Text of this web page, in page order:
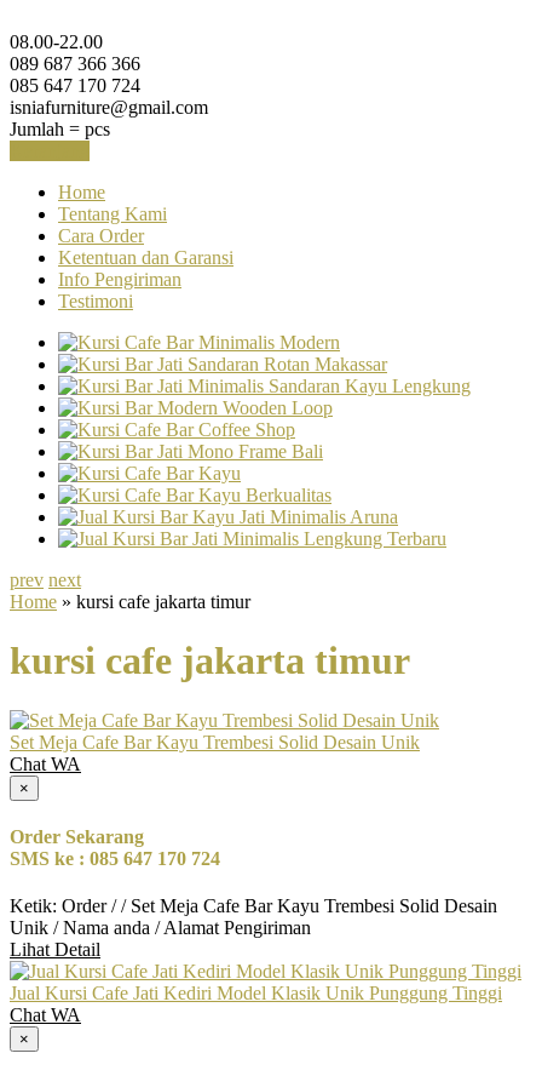
08.00-22.00
089 687 366 366
085 647 170 724
isniafurniture@gmail.com
Jumlah = pcs
Home
Tentang Kami
Cara Order
Ketentuan dan Garansi
Info Pengiriman
Testimoni
prev next
Home » kursi cafe jakarta timur
kursi cafe jakarta timur
Set Meja Cafe Bar Kayu Trembesi Solid Desain Unik
Chat WA
×
Order Sekarang
SMS ke : 085 647 170 724
Ketik: Order / / Set Meja Cafe Bar Kayu Trembesi Solid Desain
Unik / Nama anda / Alamat Pengiriman
Lihat Detail
Jual Kursi Cafe Jati Kediri Model Klasik Unik Punggung Tinggi
Chat WA
×